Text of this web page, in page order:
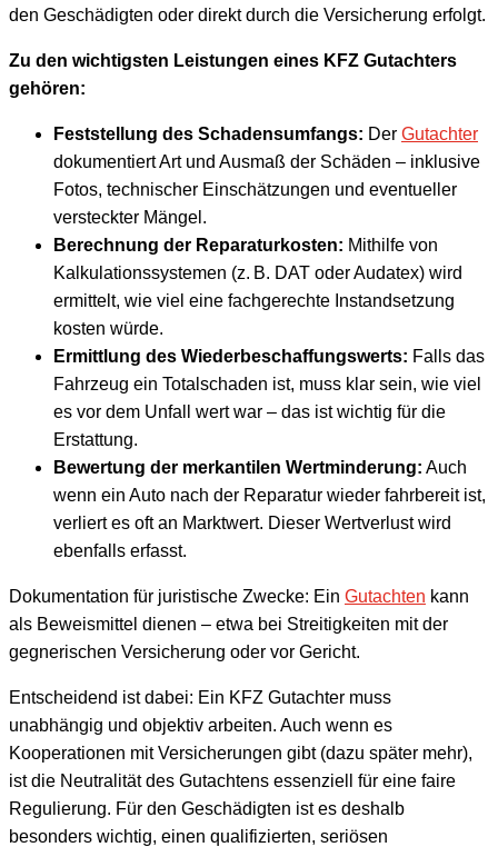
den Geschädigten oder direkt durch die Versicherung erfolgt.
Zu den wichtigsten Leistungen eines KFZ Gutachters
gehören:
Feststellung des Schadensumfangs: Der Gutachter
dokumentiert Art und Ausmaß der Schäden – inklusive
Fotos, technischer Einschätzungen und eventueller
versteckter Mängel.
Berechnung der Reparaturkosten: Mithilfe von
Kalkulationssystemen (z. B. DAT oder Audatex) wird
ermittelt, wie viel eine fachgerechte Instandsetzung
kosten würde.
Ermittlung des Wiederbeschaffungswerts: Falls das
Fahrzeug ein Totalschaden ist, muss klar sein, wie viel
es vor dem Unfall wert war – das ist wichtig für die
Erstattung.
Bewertung der merkantilen Wertminderung: Auch
wenn ein Auto nach der Reparatur wieder fahrbereit ist,
verliert es oft an Marktwert. Dieser Wertverlust wird
ebenfalls erfasst.
Dokumentation für juristische Zwecke: Ein Gutachten kann
als Beweismittel dienen – etwa bei Streitigkeiten mit der
gegnerischen Versicherung oder vor Gericht.
Entscheidend ist dabei: Ein KFZ Gutachter muss
unabhängig und objektiv arbeiten. Auch wenn es
Kooperationen mit Versicherungen gibt (dazu später mehr),
ist die Neutralität des Gutachtens essenziell für eine faire
Regulierung. Für den Geschädigten ist es deshalb
besonders wichtig, einen qualifizierten, seriösen